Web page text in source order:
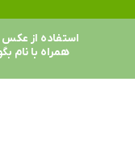
استفاده از
همراه با نام